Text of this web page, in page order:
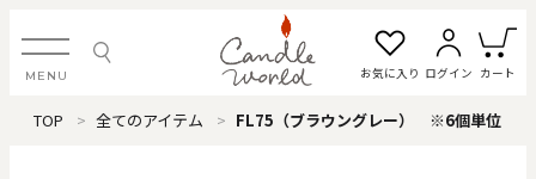
MENU お気に入り ログイン カート
ログイン・新規会員登録
TOP 全てのアイテム FL75（ブラウングレー） ※6個単位